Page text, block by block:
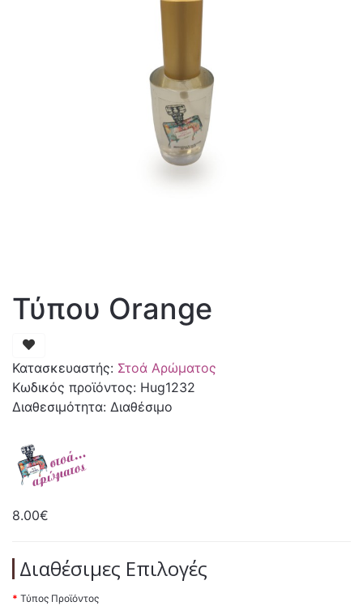
Τύπου Orange
Κατασκευαστής: Στοά Αρώματος
Κωδικός προϊόντος: Hug1232
Διαθεσιμότητα: Διαθέσιμο
8.00€
Διαθέσιμες Επιλογές
Τύπος Προϊόντος